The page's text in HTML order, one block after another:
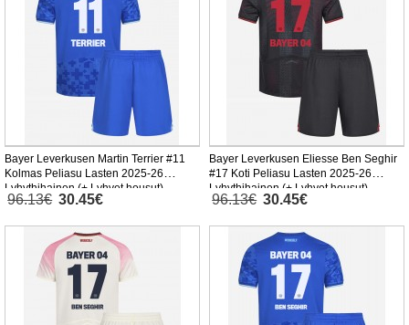
Bayer Leverkusen Martin Terrier #11
Kolmas Peliasu Lasten 2025-26
Lyhythihainen (+ Lyhyet housut)
96.13€ 30.45€
Bayer Leverkusen Eliesse Ben Seghir
#17 Koti Peliasu Lasten 2025-26
Lyhythihainen (+ Lyhyet housut)
96.13€ 30.45€